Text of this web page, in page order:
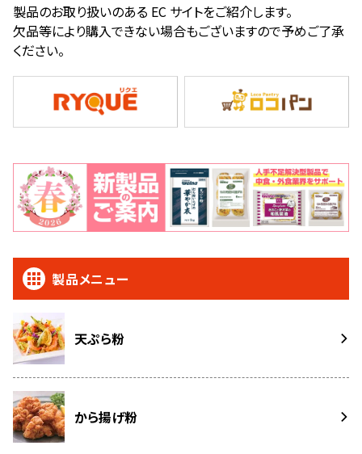
製品のお取り扱いのある EC サイトをご紹介します。
欠品等により購入できない場合もございますので予めご了承
ください。
製品メニュー
天ぷら粉
から揚げ粉